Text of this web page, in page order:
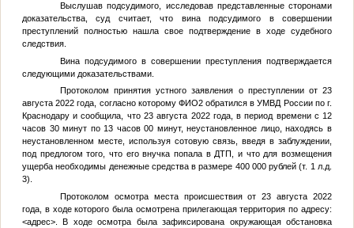
Выслушав подсудимого, исследовав представленные сторонами
доказательства, суд считает, что вина подсудимого в совершении
преступлений полностью нашла свое подтверждение в ходе судебного
следствия.
Вина подсудимого в совершении преступления подтверждается
следующими доказательствами.
Протоколом принятия устного заявления о преступлении от 23
августа 2022 года, согласно которому ФИО2обратился в УМВД России по г.
Краснодару и сообщила, что 23 августа 2022 года, в период времени с 12
часов 30 минут по 13 часов 00 минут, неустановленное лицо, находясь в
неустановленном месте, используя сотовую связь, введя в заблуждении,
под предлогом того, что его внучка попала в ДТП, и что для возмещения
ущерба необходимы денежные средства в размере 400 000 рублей (т. 1 л.д.
3).
Протоколом осмотра места происшествия от 23 августа 2022
года, в ходе которого была осмотрена прилегающая территория по адресу:
<адрес>. В ходе осмотра была зафиксирована окружающая обстановка